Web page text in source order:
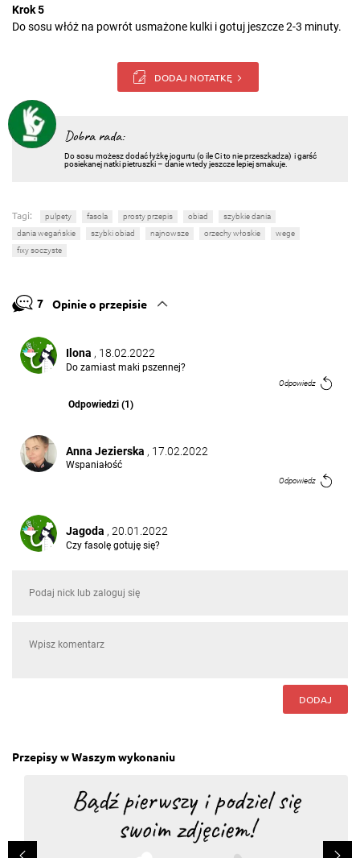
Krok 5
Do sosu włóż na powrót usmażone kulki i gotuj jeszcze 2-3 minuty.
DODAJ NOTATKĘ
Dobra rada:
Do sosu możesz dodać łyżkę jogurtu (o ile Ci to nie przeszkadza) i garść
posiekanej natki pietruszki – danie wtedy jeszcze lepiej smakuje.
Tagi: pulpety fasola prosty przepis obiad
szybkie dania
dania wegańskie
szybki obiad najnowsze orzechy włoskie
wege
fixy soczyste
7 Opinie o przepisie
Ilona , 18.02.2022
Do zamiast maki pszennej?
Odpowiedz
Odpowiedzi (1)
Anna Jezierska , 17.02.2022
Wspaniałość
Odpowiedz
Jagoda , 20.01.2022
Czy fasolę gotuję się?
Rewelacyjne pulepty wegańskie. Zdrowe, pożywne,
obłędnie - na pewno wypróbuję.
DODAJ
Przepisy w Waszym wykonaniu